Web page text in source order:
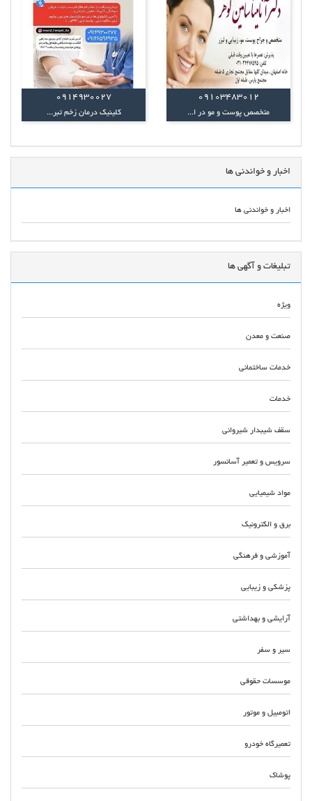
09103483012
متخصص پوست و مو در ا...
0914930027
کلینیک درمان زخم تبر...
اخبار و خواندنی ها
اخبار و خواندنی ها
تبلیغات و آگهی ها
ویژه
صنعت و معدن
خدمات ساختمانی
خدمات
سقف شیبدار شیروانی
سرویس و تعمیر آسانسور
مواد شیمیایی
برق و الکترونیک
آموزشی و فرهنگی
پزشکی و زیبایی
آرایشی و بهداشتی
سیر و سفر
موسسات حقوقی
اتومبیل و موتور
تعمیرگاه خودرو
پوشاک